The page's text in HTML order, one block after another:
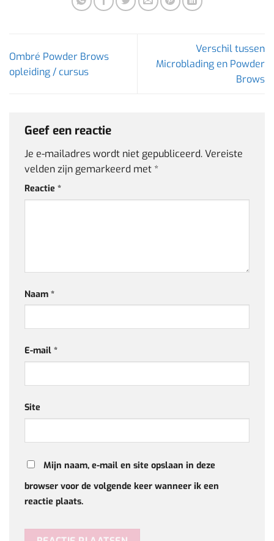
Ombré Powder Brows
opleiding / cursus
Verschil tussen
Microblading en Powder
Brows
Geef een reactie
Je e-mailadres wordt niet gepubliceerd.Vereiste
velden zijn gemarkeerd met *
Reactie *
Naam *
E-mail *
Site
Mijn naam, e-mail en site opslaan in deze
browser voor de volgende keer wanneer ik een
reactie plaats.